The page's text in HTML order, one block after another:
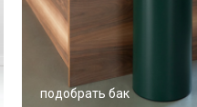
подобрать бак